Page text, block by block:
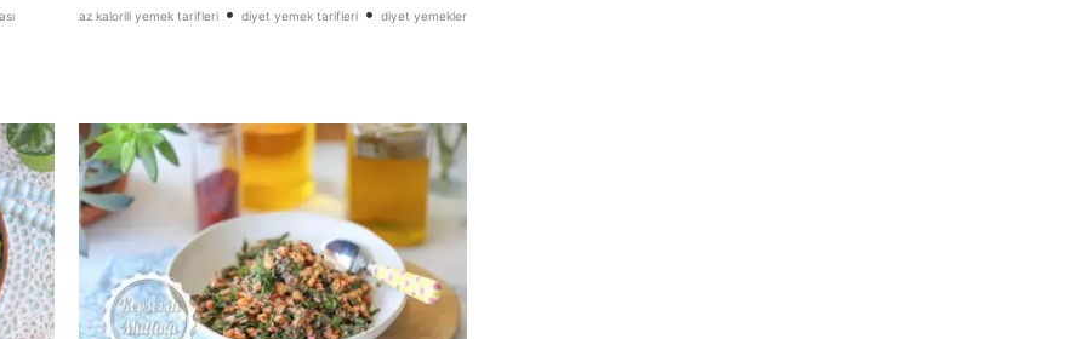
az kalorili yemek tarifleri • diyet yemek tarifleri • diyet yemekler